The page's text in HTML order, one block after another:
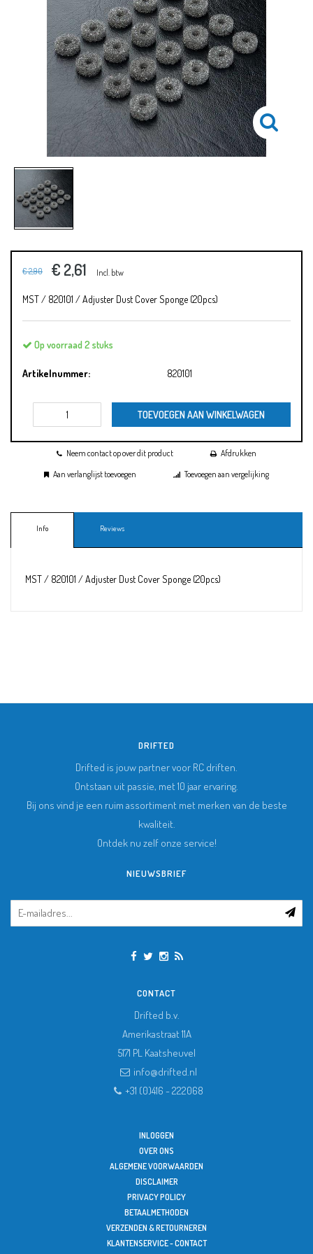
€ 2,90 € 2,61 Incl. btw
MST / 820101 / Adjuster Dust Cover Sponge (20pcs)
Op voorraad 2 stuks
Artikelnummer: 820101
TOEVOEGEN AAN WINKELWAGEN
Neem contact op over dit product
Afdrukken
Aan verlanglijst toevoegen
Toevoegen aan vergelijking
Info Reviews
MST / 820101 / Adjuster Dust Cover Sponge (20pcs)
DRIFTED
Drifted is jouw partner voor RC driften.
Ontstaan uit passie, met 10 jaar ervaring.
Bij ons vind je een ruim assortiment met merken van de beste
kwaliteit.
Ontdek nu zelf onze service!
NIEUWSBRIEF
CONTACT
Drifted b.v.
Amerikastraat 11A
5171 PL Kaatsheuvel
info@drifted.nl
+31 (0)416 - 222068
INLOGGEN
OVER ONS
ALGEMENE VOORWAARDEN
DISCLAIMER
PRIVACY POLICY
BETAALMETHODEN
VERZENDEN & RETOURNEREN
KLANTENSERVICE - CONTACT